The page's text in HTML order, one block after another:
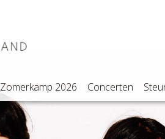
Zomerkamp 2026 Concerten